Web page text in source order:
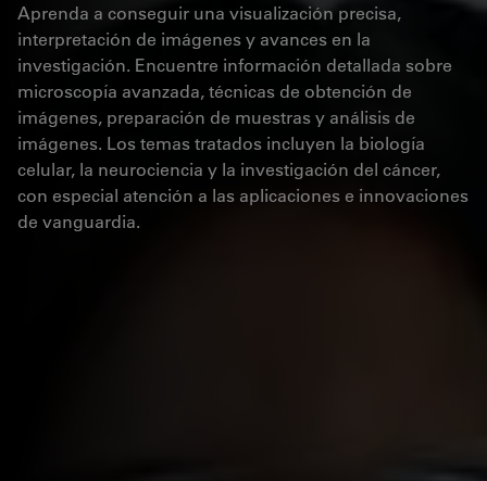
Aprenda a conseguir una visualización precisa,
interpretación de imágenes y avances en la
investigación. Encuentre información detallada sobre
microscopía avanzada, técnicas de obtención de
imágenes, preparación de muestras y análisis de
imágenes. Los temas tratados incluyen la biología
celular, la neurociencia y la investigación del cáncer,
con especial atención a las aplicaciones e innovaciones
de vanguardia.